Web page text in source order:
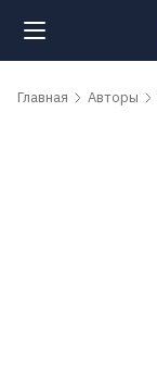
Поиск
Главная Авторы